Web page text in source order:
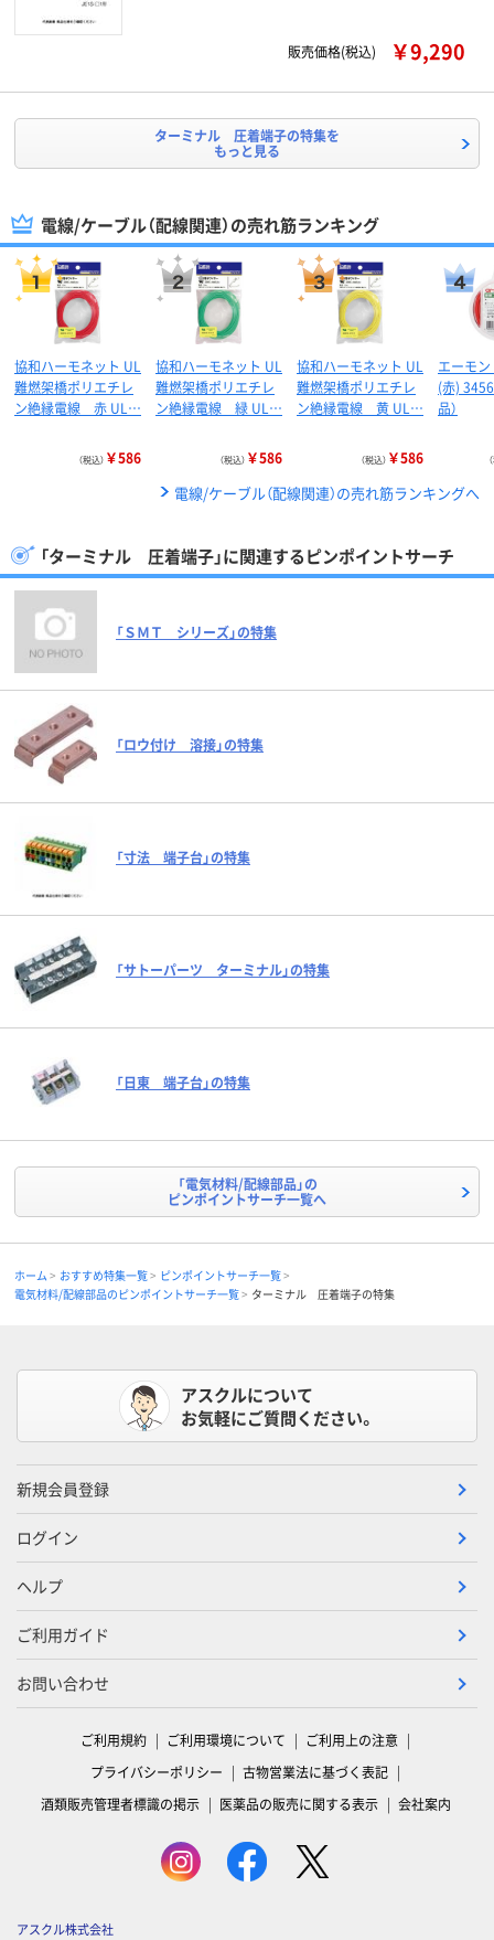
販売価格(税込) ￥9,290
ターミナル 圧着端子の特集を
もっと見る
電線/ケーブル（配線関連）の売れ筋ランキング
協和ハーモネット UL
難燃架橋ポリエチレ
ン絶縁電線 赤 UL…
（税込） ￥586
協和ハーモネット UL
難燃架橋ポリエチレ
ン絶縁電線 緑 UL…
（税込） ￥586
協和ハーモネット UL
難燃架橋ポリエチレ
ン絶縁電線 黄 UL…
（税込） ￥586
エーモ
(赤)
品）
電線/ケーブル（配線関連）の売れ筋ランキングへ
「ターミナル 圧着端子」に関連するピンポイントサーチ
「ＳＭＴ シリーズ」の特集
「ロウ付け 溶接」の特集
「寸法 端子台」の特集
「サトーパーツ ターミナル」の特集
「日東 端子台」の特集
「電気材料/配線部品」の
ピンポイントサーチ一覧へ
ホーム おすすめ特集一覧
ピンポイントサーチ一覧
電気材料/配線部品のピンポイントサーチ一覧
ターミナル 圧着端子の特集
アスクルについて
お気軽にご質問ください。
新規会員登録
ログイン
ヘルプ
ご利用ガイド
お問い合わせ
ご利用規約 ご利用環境について
ご利用上の注意
プライバシーポリシー
古物営業法に基づく表記
酒類販売管理者標識の掲示
医薬品の販売に関する表示 会社案内
アスクル株式会社